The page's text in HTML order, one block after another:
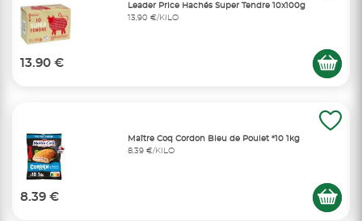
Leader Price Hachés Super Tendre 10x100g
13,90 €/KILO
13.90 €
Maître Coq Cordon Bleu de Poulet *10 1kg
8,39 €/KILO
8.39 €